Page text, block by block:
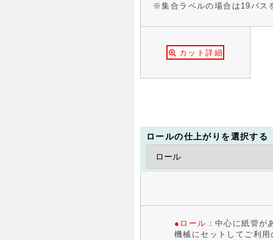
※集合ラベルの場合は19パス
カット詳細
ロールの仕上がりを選択する
●ロール： 中心に紙管が
機械にセットしてご利